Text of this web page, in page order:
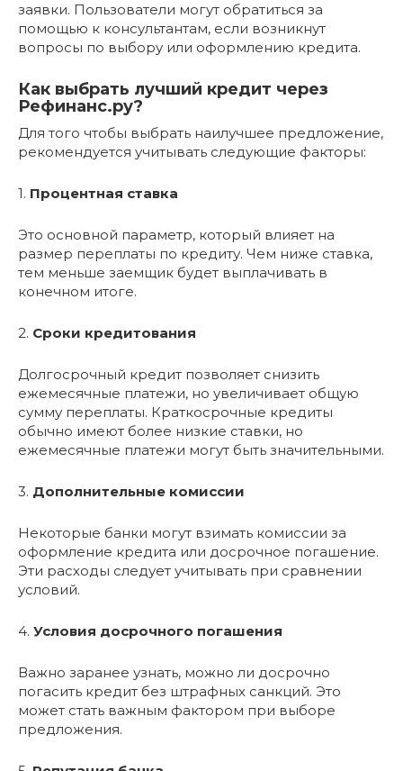
заявки. Пользователи могут обратиться за
помощью к консультантам, если возникнут
вопросы по выбору или оформлению кредита.
Как выбрать лучший кредит через
Рефинанс.ру?
Для того чтобы выбрать наилучшее предложение,
рекомендуется учитывать следующие факторы:
1. Процентная ставка
Это основной параметр, который влияет на
размер переплаты по кредиту. Чем ниже ставка,
тем меньше заемщик будет выплачивать в
конечном итоге.
2. Сроки кредитования
Долгосрочный кредит позволяет снизить
ежемесячные платежи, но увеличивает общую
сумму переплаты. Краткосрочные кредиты
обычно имеют более низкие ставки, но
ежемесячные платежи могут быть значительными.
3. Дополнительные комиссии
Некоторые банки могут взимать комиссии за
оформление кредита или досрочное погашение.
Эти расходы следует учитывать при сравнении
условий.
4. Условия досрочного погашения
Важно заранее узнать, можно ли досрочно
погасить кредит без штрафных санкций. Это
может стать важным фактором при выборе
предложения.